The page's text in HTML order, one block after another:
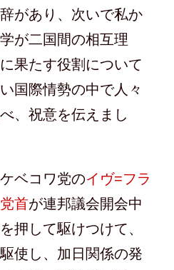
があり、次いで私か
が二国間の相互理
果たす役割について
国際情勢の中で人々
、祝意を伝えまし
ベコワ党のイヴ=フラ
首が連邦議会開会中
押して駆けつけて、
使し、加日関係の発